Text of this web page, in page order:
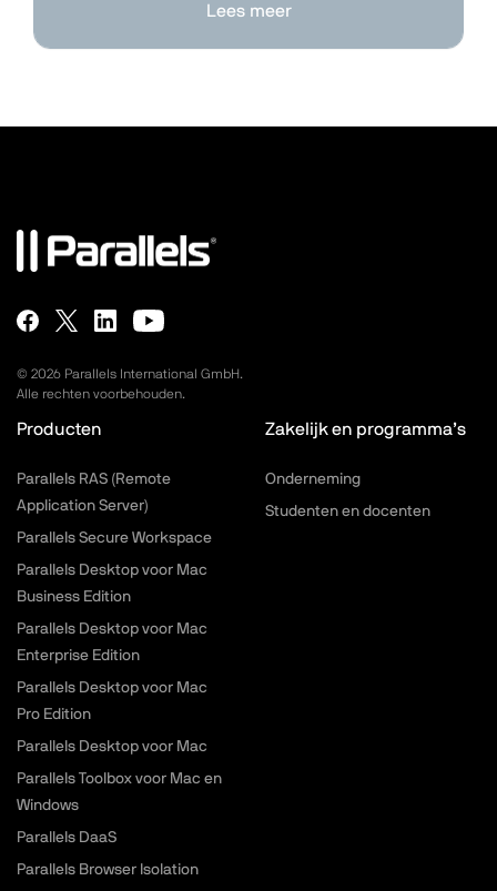
Lees meer
© 2026 Parallels International GmbH.
Alle rechten voorbehouden.
Producten
Parallels RAS (Remote
Application Server)
Parallels Secure Workspace
Parallels Desktop voor Mac
Business Edition
Parallels Desktop voor Mac
Enterprise Edition
Parallels Desktop voor Mac
Pro Edition
Parallels Desktop voor Mac
Parallels Toolbox voor Mac en
Windows
Parallels DaaS
Parallels Browser Isolation
Zakelijk en programma’s
Onderneming
Studenten en docenten